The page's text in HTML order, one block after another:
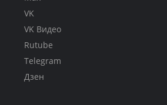
VK
VK Видео
Rutube
Telegram
Дзен